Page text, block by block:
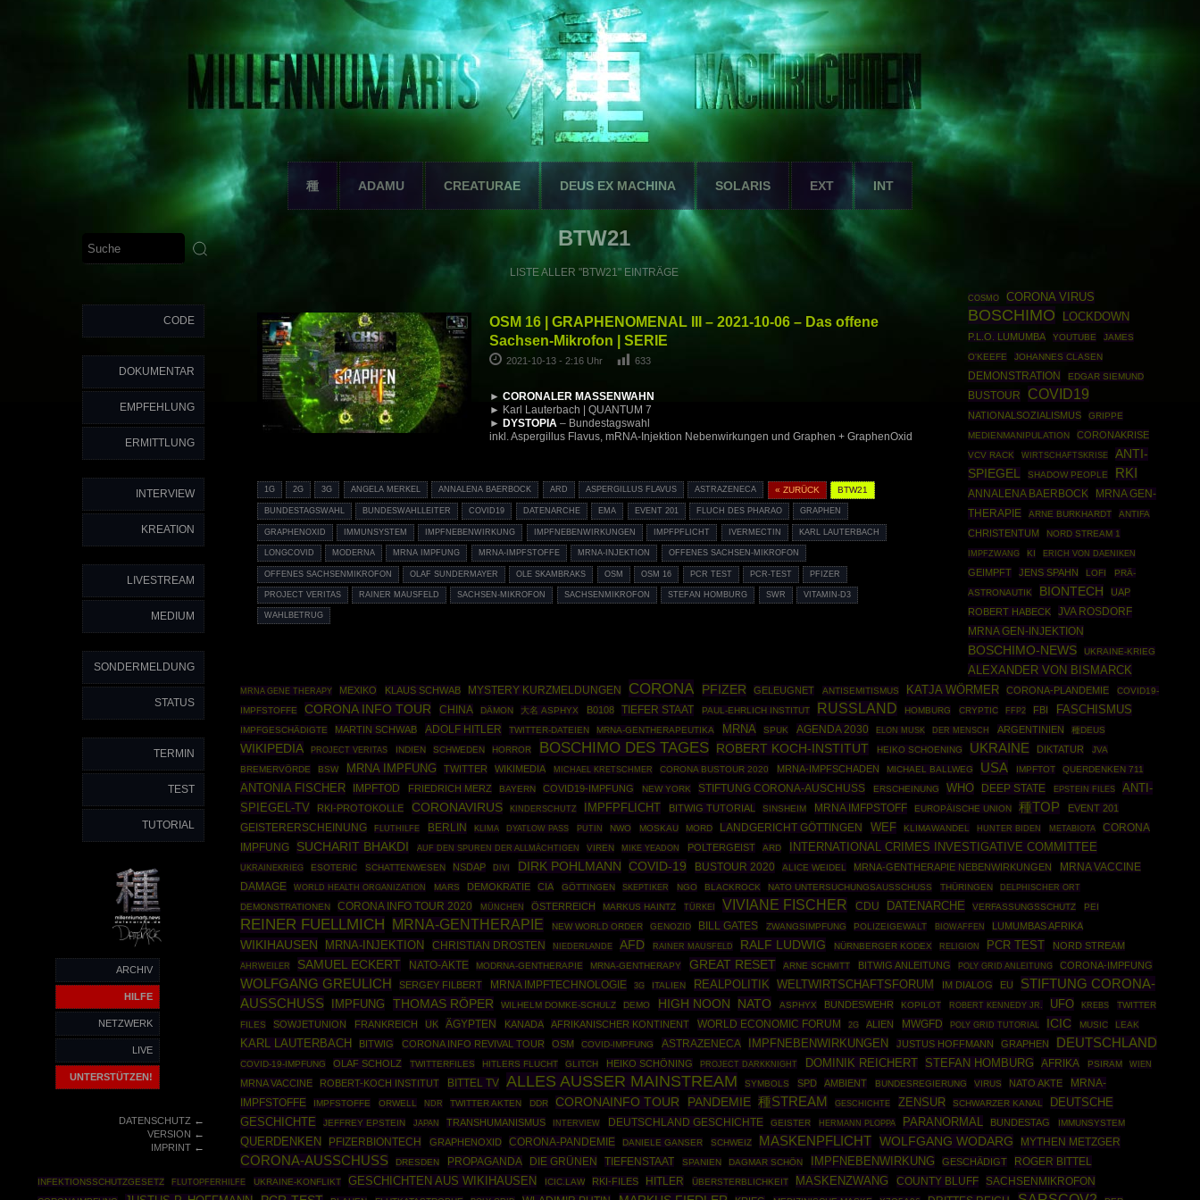
種 ADAMU CREATURAE DEUS EX MACHINA SOLARIS EXT INT
CODE
DOKUMENTAR
EMPFEHLUNG
ERMITTLUNG
INTERVIEW
KREATION
LIVESTREAM
MEDIUM
SONDERMELDUNG
STATUS
TERMIN
TEST
TUTORIAL
ARCHIV
HILFE
NETZWERK
LIVE
UNTERSTÜTZEN!
DATENSCHUTZ←
VERSION ←
IMPRINT←
BTW21
LISTE ALLER "BTW21" EINTRÄGE
OSM 16 | GRAPHENOMENAL III – 2021-10-06 – Das offene
Sachsen-Mikrofon | SERIE
2021-10-13 - 2:16 Uhr 633
► CORONALER MASSENWAHN
► Karl Lauterbach | QUANTUM 7
► DYSTOPIA– Bundestagswahl
inkl. Aspergillus Flavus, mRNA-Injektion Nebenwirkungen und Graphen + GraphenOxid
1G 2G 3G ANGELA MERKEL ANNALENA BAERBOCK ARD ASPERGILLUS FLAVUS ASTRAZENECA « ZURÜCK BTW21
BUNDESTAGSWAHL BUNDESWAHLLEITER COVID19 DATENARCHE EMA EVENT 201 FLUCH DES PHARAO GRAPHEN
GRAPHENOXID IMMUNSYSTEM IMPFNEBENWIRKUNG IMPFNEBENWIRKUNGEN IMPFPFLICHT IVERMECTIN KARL LAUTERBACH
LONGCOVID MODERNA MRNA IMPFUNG MRNA-IMPFSTOFFE MRNA-INJEKTION OFFENES SACHSEN-MIKROFON
OFFENES SACHSENMIKROFON OLAF SUNDERMAYER OLE SKAMBRAKS OSM OSM 16 PCR TEST PCR-TEST PFIZER
PROJECT VERITAS RAINER MAUSFELD SACHSEN-MIKROFON SACHSENMIKROFON STEFAN HOMBURG SWR VITAMIN-D3
WAHLBETRUG
COSMO CORONA VIRUS
BOSCHIMO LOCKDOWN
P.L.O. LUMUMBA YOUTUBE
JAMES
O'KEEFE
JOHANNES CLASEN
DEMONSTRATION EDGAR SIEMUND
BUSTOUR COVID19
NATIONALSOZIALISMUS
GRIPPE
MEDIENMANIPULATION
CORONAKRISE
VCV RACK WIRTSCHAFTSKRISE
ANTI-
SPIEGEL
SHADOW PEOPLE RKI
ANNALENA BAERBOCK
MRNA GEN-
THERAPIE
ARNE BURKHARDT ANTIFA
CHRISTENTUM
NORD STREAM 1
IMPFZWANG
KI ERICH VON DAENIKEN
GEIMPFT JENS SPAHN LOFI
PRÄ-
ASTRONAUTIK
BIONTECH
UAP
ROBERT HABECK
JVA ROSDORF
MRNA GEN-INJEKTION
BOSCHIMO-NEWS UKRAINE-KRIEG
ALEXANDER VON BISMARCK
MRNA GENE THERAPY MEXIKO KLAUS SCHWAB MYSTERY KURZMELDUNGEN CORONA PFIZER GELEUGNET ANTISEMITISMUS KATJA WÖRMER CORONA-PLANDEMIE
COVID19-
IMPFSTOFFE
CORONA INFO TOUR CHINA DÄMON 大名 ASPHYX B0108 TIEFER STAAT PAUL-EHRLICH INSTITUT RUSSLAND HOMBURG CRYPTIC FFP2 FBI FASCHISMUS
IMPFGESCHÄDIGTE MARTIN SCHWAB ADOLF HITLER TWITTER-DATEIEN MRNA-GENTHERAPEUTIKA MRNA SPUK AGENDA 2030 ELON MUSK DER MENSCH ARGENTINIEN 種DEUS
WIKIPEDIA PROJECT VERITAS INDIEN SCHWEDEN HORROR BOSCHIMO DES TAGES ROBERT KOCH-INSTITUT HEIKO SCHOENING UKRAINE DIKTATUR
JVA
BREMERVÖRDE
BSW MRNA IMPFUNG TWITTER WIKIMEDIA MICHAEL KRETSCHMER CORONA BUSTOUR 2020 MRNA-IMPFSCHADEN MICHAEL BALLWEG USA IMPFTOT QUERDENKEN 711
ANTONIA FISCHER IMPFTOD FRIEDRICH MERZ BAYERN COVID19-IMPFUNG NEW YORK STIFTUNG CORONA-AUSCHUSS ERSCHEINUNG WHO DEEP STATE EPSTEIN FILES
ANTI-
SPIEGEL-TV
RKI-PROTOKOLLE CORONAVIRUS KINDERSCHUTZ IMPFPFLICHT BITWIG TUTORIAL SINSHEIM MRNA IMFPSTOFF EUROPÄISCHE UNION 種TOP
EVENT 201
GEISTERERSCHEINUNG
FLUTHILFE BERLIN KLIMA DYATLOW PASS PUTIN NWO MOSKAU MORD LANDGERICHT GÖTTINGEN WEF KLIMAWANDEL HUNTER BIDEN METABIOTA
CORONA
IMPFUNG
SUCHARIT BHAKDI AUF DEN SPUREN DER ALLMÄCHTIGEN VIREN MIKE YEADON POLTERGEIST ARD INTERNATIONAL CRIMES INVESTIGATIVE COMMITTEE
UKRAINEKRIEG ESOTERIC SCHATTENWESEN NSDAP DIVI DIRK POHLMANN COVID-19 BUSTOUR 2020 ALICE WEIDEL MRNA-GENTHERAPIE NEBENWIRKUNGEN
MRNA VACCINE
DAMAGE
WORLD HEALTH ORGANIZATION MARS DEMOKRATIE CIA GÖTTINGEN SKEPTIKER NGO BLACKROCK NATO UNTERSUCHUNGSAUSSCHUSS THÜRINGEN DELPHISCHER ORT
DEMONSTRATIONEN CORONA INFO TOUR 2020 MÜNCHEN ÖSTERREICH MARKUS HAINTZ TÜRKEI VIVIANE FISCHER CDU DATENARCHE VERFASSUNGSSCHUTZ PEI
REINER FUELLMICH MRNA-GENTHERAPIE NEW WORLD ORDER GENOZID BILL GATES ZWANGSIMPFUNG POLIZEIGEWALT BIOWAFFEN LUMUMBAS AFRIKA
WIKIHAUSEN MRNA-INJEKTION CHRISTIAN DROSTEN NIEDERLANDE AFD RAINER MAUSFELD RALF LUDWIG NÜRNBERGER KODEX RELIGION PCR TEST NORD STREAM
AHRWEILER SAMUEL ECKERT NATO-AKTE MODRNA-GENTHERAPIE MRNA-GENTHERAPY GREAT RESET ARNE SCHMITT BITWIG ANLEITUNG POLY GRID ANLEITUNG CORONA-IMPFUNG
WOLFGANG GREULICH SERGEY FILBERT MRNA IMPFTECHNOLOGIE 3G ITALIEN REALPOLITIK WELTWIRTSCHAFTSFORUM IM DIALOG EU
STIFTUNG CORONA-
AUSSCHUSS
IMPFUNG THOMAS RÖPER WILHELM DOMKE-SCHULZ DEMO HIGH NOON NATO ASPHYX BUNDESWEHR KOPILOT ROBERT KENNEDY JR. UFO KREBS
TWITTER
FILES
SOWJETUNION FRANKREICH UK ÄGYPTEN KANADA AFRIKANISCHER KONTINENT WORLD ECONOMIC FORUM 2G ALIEN MWGFD POLY GRID TUTORIAL ICIC MUSIC LEAK
KARL LAUTERBACH BITWIG CORONA INFO REVIVAL TOUR OSM COVID-IMPFUNG ASTRAZENECA IMPFNEBENWIRKUNGEN JUSTUS HOFFMANN GRAPHEN DEUTSCHLAND
COVID-19-IMPFUNG OLAF SCHOLZ TWITTERFILES HITLERS FLUCHT GLITCH HEIKO SCHÖNING PROJECT DARKKNIGHT DOMINIK REICHERT STEFAN HOMBURG AFRIKA PSIRAM WIEN
MRNA VACCINE ROBERT-KOCH INSTITUT BITTEL TV ALLES AUSSER MAINSTREAM SYMBOLS SPD AMBIENT BUNDESREGIERUNG VIRUS NATO AKTE
MRNA-
IMPFSTOFFE
IMPFSTOFFE ORWELL NDR TWITTER AKTEN DDR CORONAINFO TOUR PANDEMIE 種STREAM GESCHICHTE ZENSUR SCHWARZER KANAL
DEUTSCHE
GESCHICHTE
JEFFREY EPSTEIN JAPAN TRANSHUMANISMUS INTERVIEW DEUTSCHLAND GESCHICHTE GEISTER HERMANN PLOPPA PARANORMAL BUNDESTAG IMMUNSYSTEM
QUERDENKEN PFIZERBIONTECH GRAPHENOXID CORONA-PANDEMIE DANIELE GANSER SCHWEIZ MASKENPFLICHT WOLFGANG WODARG MYTHEN METZGER
CORONA-AUSSCHUSS DRESDEN PROPAGANDA DIE GRÜNEN TIEFENSTAAT SPANIEN DAGMAR SCHÖN IMPFNEBENWIRKUNG GESCHÄDIGT ROGER BITTEL
INFEKTIONSSCHUTZGESETZ FLUTOPFERHILFE UKRAINE-KONFLIKT GESCHICHTEN AUS WIKIHAUSEN ICIC.LAW RKI-FILES HITLER ÜBERSTERBLICHKEIT MASKENZWANG COUNTY BLUFF SACHSENMIKROFON